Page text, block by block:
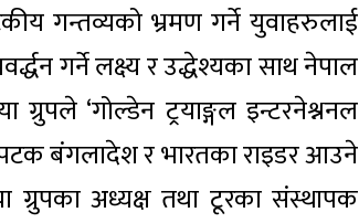
गन्तव्यको भ्रमण गर्ने युवाहरुलाई
गर्ने लक्ष्य र उद्धेश्यका साथ नेपाल
ग्रुपले ‘गोल्डेन ट्रयाङ्गल इन्टरनेश्ननल
बंगलादेश र भारतका राइडर आउने
ग्रुपका अध्यक्ष तथा टूरका संस्थापक